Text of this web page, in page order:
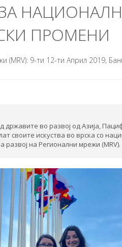
ПРОМЕНИ
9-ти 12-ти Април 2019,
државите во развој од Азија,
своите искуства во врска со
развој на Регионални мрежи (MRV).